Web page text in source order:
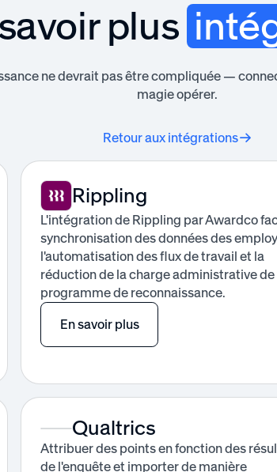
plus
ne devrait pas être compliquée —
magie opérer.
Retour aux intégrations
Rippling
L'intégration de Rippling par Awardco
synchronisation des données des
l'automatisation des flux de travail et la
réduction de la charge administrative
programme de reconnaissance.
En savoir plus
Qualtrics
Attribuer des points en fonction des
de l'enquête et importer de manière